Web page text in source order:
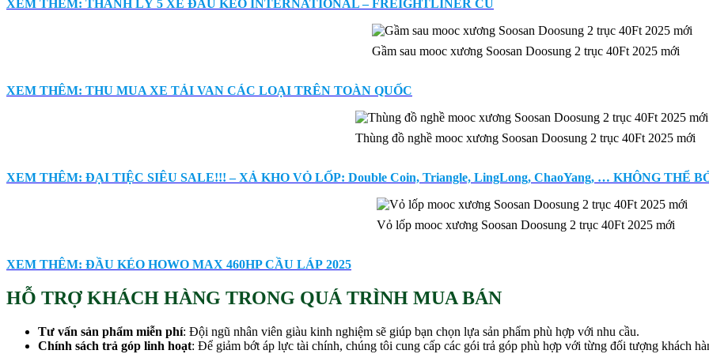
XEM THÊM: THANH LÝ 5 XE ĐẦU KÉO INTERNATIONAL – FREIGHTLINER CŨ
Gầm sau mooc xương Soosan Doosung 2 trục 40Ft 2025 mới
XEM THÊM: THU MUA XE TẢI VAN CÁC LOẠI TRÊN TOÀN QUỐC
Thùng đồ nghề mooc xương Soosan Doosung 2 trục 40Ft 2025 mới
XEM THÊM: ĐẠI TIỆC SIÊU SALE!!! – XẢ KHO VỎ LỐP: Double Coin, Triangle, LingLong, ChaoYang, … KHÔNG THỂ
Vỏ lốp mooc xương Soosan Doosung 2 trục 40Ft 2025 mới
XEM THÊM: ĐẦU KÉO HOWO MAX 460HP CẦU LÁP 2025
HỖ TRỢ KHÁCH HÀNG TRONG QUÁ TRÌNH MUA BÁN
Tư vấn sản phẩm miễn phí: Đội ngũ nhân viên giàu kinh nghiệm sẽ giúp bạn chọn lựa sản phẩm phù hợp với nhu cầu.
Chính sách trả góp linh hoạt: Để giảm bớt áp lực tài chính, chúng tôi cung cấp các gói trả góp phù hợp với từng đối tượng khách